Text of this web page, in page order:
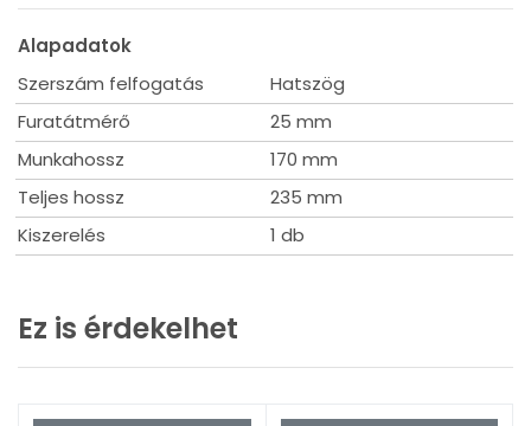
Alapadatok
Szerszám felfogatás
Hatszög
Furatátmérő
25 mm
Munkahossz
170 mm
Teljes hossz
235 mm
Kiszerelés
1 db
Ez is érdekelhet